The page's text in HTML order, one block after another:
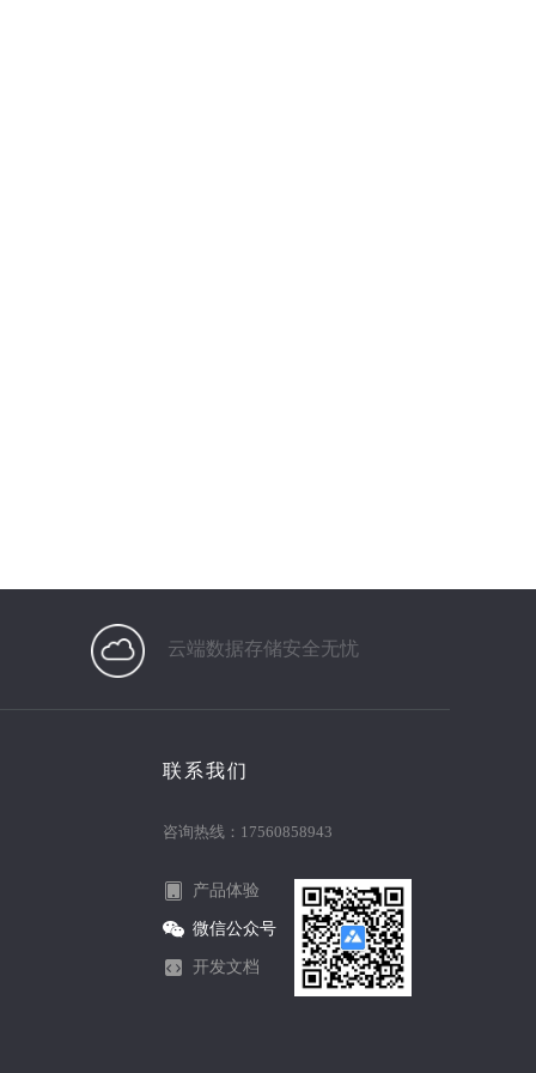
云端数据存储安全无忧
联系我们
咨询热线：17560858943
产品体验
微信公众号
开发文档